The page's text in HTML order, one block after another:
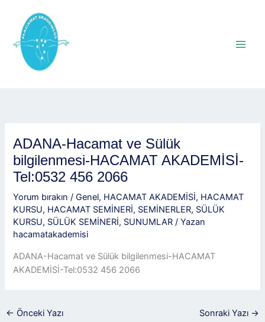
ADANA-Hacamat ve Sülük
bilgilenmesi-HACAMAT AKADEMİSİ-
Tel:0532 456 2066
Yorum bırakın /Genel, HACAMAT AKADEMİSİ, HACAMAT
KURSU, HACAMAT SEMİNERİ, SEMİNERLER, SÜLÜK
KURSU, SÜLÜK SEMİNERİ, SUNUMLAR / Yazan
hacamatakademisi
ADANA-Hacamat ve Sülük bilgilenmesi-HACAMAT
AKADEMİSİ-Tel:0532 456 2066
← Önceki Yazı Sonraki Yazı →